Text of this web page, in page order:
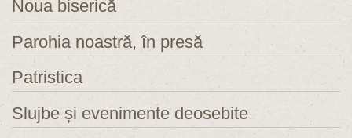
Noua biserică
Parohia noastră, în presă
Patristica
Slujbe și evenimente deosebite